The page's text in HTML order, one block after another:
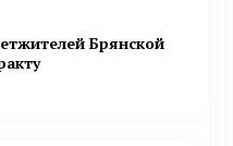
Брянской